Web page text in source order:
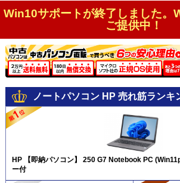
Win10サポートが終了しました。
ご提供中！
ノートパソコン HP 売れ筋ランキ
HP 【即納パソコン】 250 G7 Notebook PC
ー付